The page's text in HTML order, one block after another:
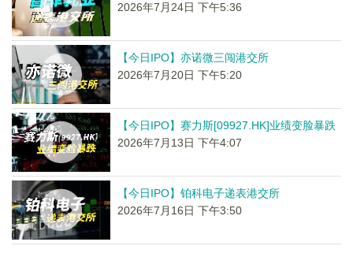
2026年7月24日 下午5:36
【今日IPO】亦诺微三闯港交所
2026年7月20日 下午5:20
【今日IPO】赛力斯[09927.HK]业绩变脸暴跌
2026年7月13日 下午4:07
【今日IPO】铂科电子递表港交所
2026年7月16日 下午3:50